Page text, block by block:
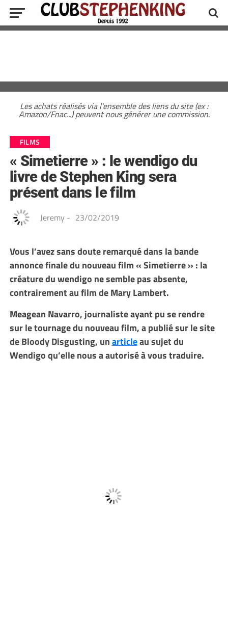
Les achats réalisés via l'ensemble des liens du site (ex :
Amazon/Fnac...) peuvent nous générer une commission.
FILMS
« Simetierre » : le wendigo du
livre de Stephen King sera
présent dans le film
Jeremy - 23/02/2019
Vous l’avez sans doute remarqué dans la bande
annonce finale du nouveau film « Simetierre » : la
créature du wendigo ne semble pas absente,
contrairement au film de Mary Lambert.
Meagean Navarro, journaliste ayant pu se rendre
sur le tournage du nouveau film, a publié sur le site
de Bloody Disgusting, unarticleau sujet du
Wendigo qu’elle nous a autorisé à vous traduire.